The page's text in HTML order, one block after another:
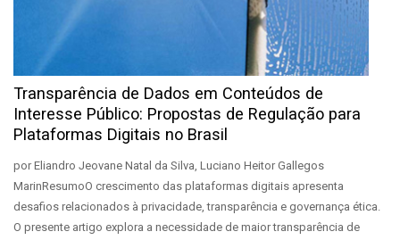
Transparência de Dados em Conteúdos de
Interesse Público: Propostas de Regulação para
Plataformas Digitais no Brasil
por Eliandro Jeovane Natal da Silva, Luciano Heitor Gallegos
MarinResumoO crescimento das plataformas digitais apresenta
desafios relacionados à privacidade, transparência e governança ética.
O presente artigo explora a necessidade de maior transparência de